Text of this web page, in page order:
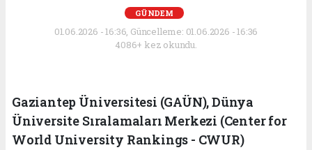
GÜNDEM
01.06.2026 - 16:36, Güncelleme: 01.06.2026 - 16:36
4086+ kez okundu.
Gaziantep Üniversitesi (GAÜN), Dünya
Üniversite Sıralamaları Merkezi (Center for
World University Rankings - CWUR)